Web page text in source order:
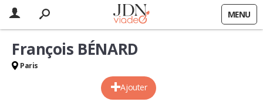
MENU
Ajouter
François BÉNARD
Paris